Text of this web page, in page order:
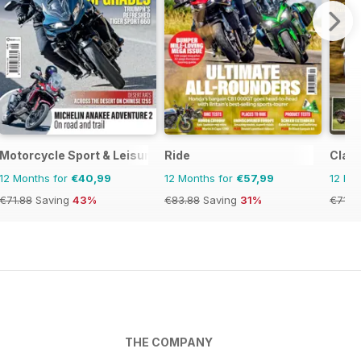
Motorcycle Sport & Leisure
12 Months for €40,99
€71.88 Saving 43%
Ride
12 Months for €57,99
€83.88 Saving 31%
12
THE COMPANY